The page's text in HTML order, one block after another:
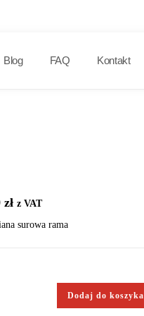
Blog FAQ Kontakt
zł z VAT
surowa rama
Dodaj do koszyka